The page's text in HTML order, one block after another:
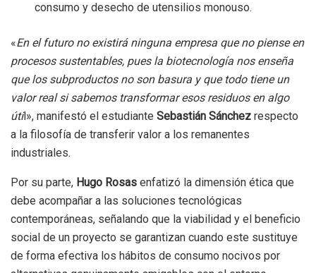
consumo y desecho de utensilios monouso.
«En el futuro no existirá ninguna empresa que no piense en
procesos sustentables, pues la biotecnología nos enseña
que los subproductos no son basura y que todo tiene un
valor real si sabemos transformar esos residuos en algo
útil», manifestó el estudiante Sebastián Sánchez respecto
a la filosofía de transferir valor a los remanentes
industriales.
Por su parte, Hugo Rosas enfatizó la dimensión ética que
debe acompañar a las soluciones tecnológicas
contemporáneas, señalando que la viabilidad y el beneficio
social de un proyecto se garantizan cuando este sustituye
de forma efectiva los hábitos de consumo nocivos por